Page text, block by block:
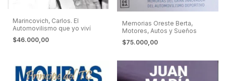
Marincovich, Carlos. El
Automovilismo que yo viví
$46.000,00
Memorias Oreste Berta,
Motores, Autos y Sueños
$75.000,00